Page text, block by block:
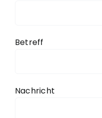
Betreff
Nachricht